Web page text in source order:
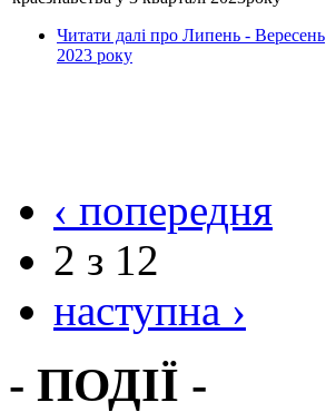
Читати далі про Липень - Вересень
2023 року
‹ попередня
2 з 12
наступна ›
- ПОДІЇ -